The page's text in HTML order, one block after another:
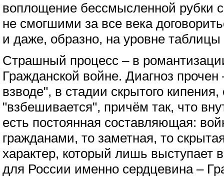
воплощение бессмысленной рубки
не смогшими за все века
и даже, образно, на уровне
Страшный процесс – в
Гражданской войне. Диагноз прочен
взводе", в стадии скрытого кипения,
"взбешивается", причём так, что
есть постоянная составляющая:
гражданами, то заметная, то
характер, который лишь выступает
для России именно сердцевина –